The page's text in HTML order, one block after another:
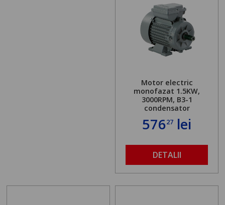
Motor electric
monofazat 1.5KW,
3000RPM, B3-1
condensator
57627 lei
DETALII